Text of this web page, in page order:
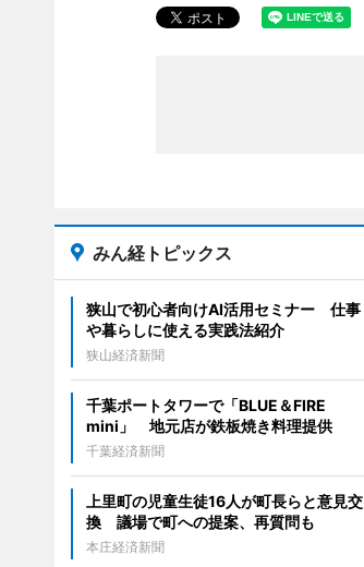
みん経トピックス
狭山で初心者向けAI活用セミナー 仕事
や暮らしに使える実践法紹介
狭山経済新聞
千葉ポートタワーで「BLUE＆FIRE
mini」 地元店が鉄板焼き料理提供
千葉経済新聞
上里町の児童生徒16人が町長らと意見交
換 議場で町への提案、再質問も
本庄経済新聞